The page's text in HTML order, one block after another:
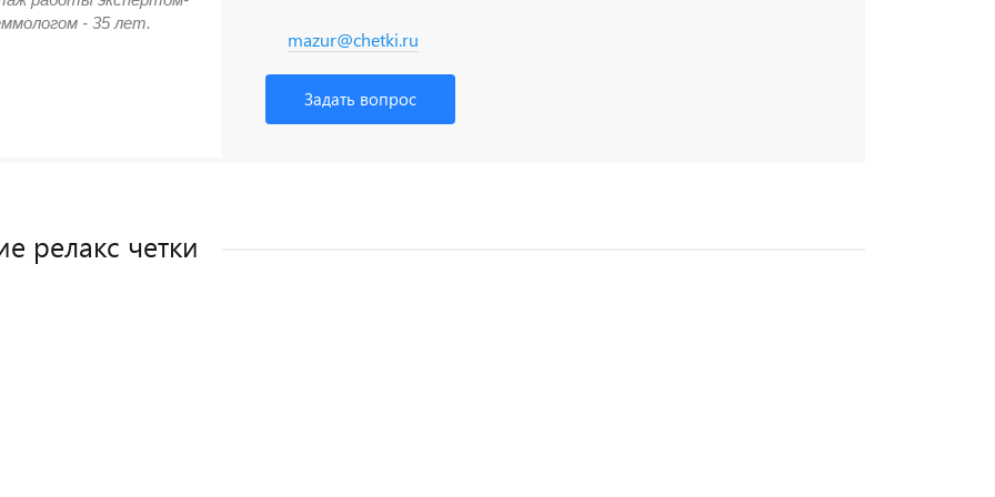
mazur@chetki.ru
Задать вопрос
- 35 лет.
релакс четки